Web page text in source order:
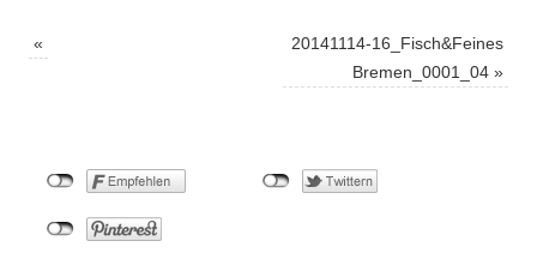
«
20141114-16_Fisch&Feines
Bremen_0001_04 »